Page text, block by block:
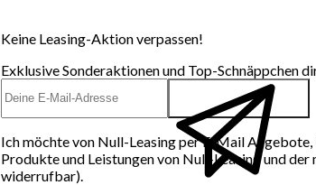
Keine Leasing-Aktion verpassen!
Exklusive Sonderaktionen und Top-Schnäppchen
Ich möchte von Null-Leasing per E-Mail
Produkte und Leistungen von Null-Leasing und
widerrufbar).